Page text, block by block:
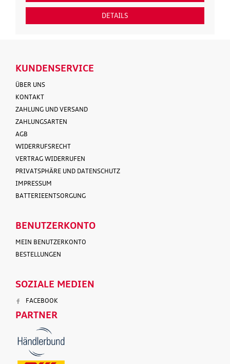
KUNDENSERVICE
ÜBER UNS
KONTAKT
ZAHLUNG UND VERSAND
ZAHLUNGSARTEN
AGB
WIDERRUFSRECHT
VERTRAG WIDERRUFEN
PRIVATSPHÄRE UND DATENSCHUTZ
IMPRESSUM
BATTERIEENTSORGUNG
BENUTZERKONTO
MEIN BENUTZERKONTO
BESTELLUNGEN
SOZIALE MEDIEN
FACEBOOK
PARTNER